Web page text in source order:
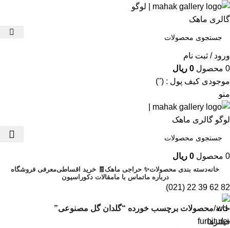
ورود / ثبت نام
0 محصول 0 ریال
موجودی کیف پول : ('')
منو
0 محصول 0 ریال
خانهدسته بندی محصولات✨ حراجی ماهک 🧾 خرید اقساطیمعرفی فروشگاه
درباره ماتماس با مامقالات دکوراسیون
82 62 39 22 (021)
خانه محصولات برچسب خورده “گلدان گل مصنوعی”
فیلترها